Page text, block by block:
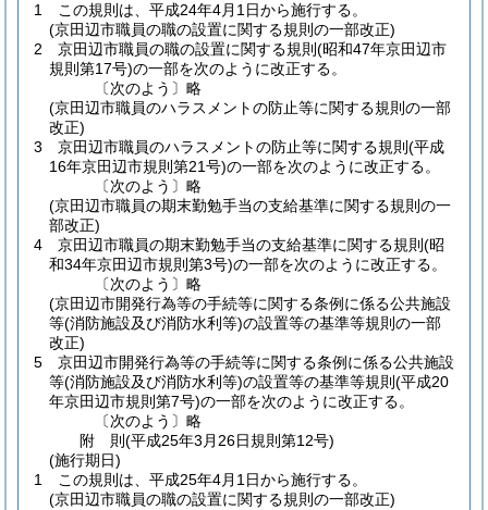
1
この規則は、平成24年4月1日から施行する。
(京田辺市職員の職の設置に関する規則の一部改正)
2
京田辺市職員の職の設置に関する規則 (昭和47年京田辺市
規則第17号)の一部を次のように改正する。
〔次のよう〕略
(京田辺市職員のハラスメントの防止等に関する規則の一部
改正)
3
京田辺市職員のハラスメントの防止等に関する規則 (平成
16年京田辺市規則第21号)の一部を次のように改正する。
〔次のよう〕略
(京田辺市職員の期末勤勉手当の支給基準に関する規則の一
部改正)
4
京田辺市職員の期末勤勉手当の支給基準に関する規則 (昭
和34年京田辺市規則第3号)の一部を次のように改正する。
〔次のよう〕略
(京田辺市開発行為等の手続等に関する条例に係る公共施設
等(消防施設及び消防水利等)の設置等の基準等規則の一部
改正)
5
京田辺市開発行為等の手続等に関する条例に係る公共施設
等(消防施設及び消防水利等)の設置等の基準等規則 (平成20
年京田辺市規則第7号)の一部を次のように改正する。
〔次のよう〕略
附 則(平成25年3月26日規則第12号)
(施行期日)
1
この規則は、平成25年4月1日から施行する。
(京田辺市職員の職の設置に関する規則の一部改正)